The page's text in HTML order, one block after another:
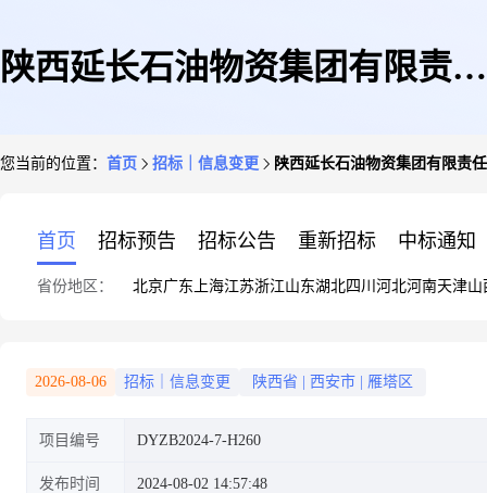
陕西延长石油物资集团有限责任
招标变更公告
您当前的位置： 首页 招标｜信息变更 陕西延长石油物资集团有限责
首页 招标预告 招标公告 重新招标 中标通知
省份地区： 北京广东 上海江苏浙江山东湖北四川 河北河南天津山
2026-08-06 招标｜信息变更 陕西省 西安市 雁塔区
项目编号 DYZB2024-7-H260
发布时间 2024-08-02 14:57:48